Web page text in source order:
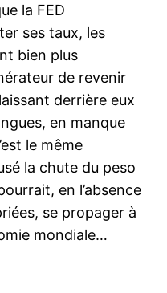
la FED
ses taux, les
bien plus
de revenir
derrière eux
en manque
le même
la chute du peso
en l’absence
se propager à
mondiale…